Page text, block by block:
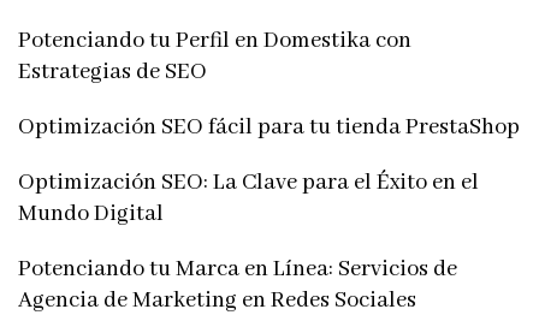
Potenciando tu Perfil en Domestika con
Estrategias de SEO
Optimización SEO fácil para tu tienda PrestaShop
Optimización SEO: La Clave para el Éxito en el
Mundo Digital
Potenciando tu Marca en Línea: Servicios de
Agencia de Marketing en Redes Sociales